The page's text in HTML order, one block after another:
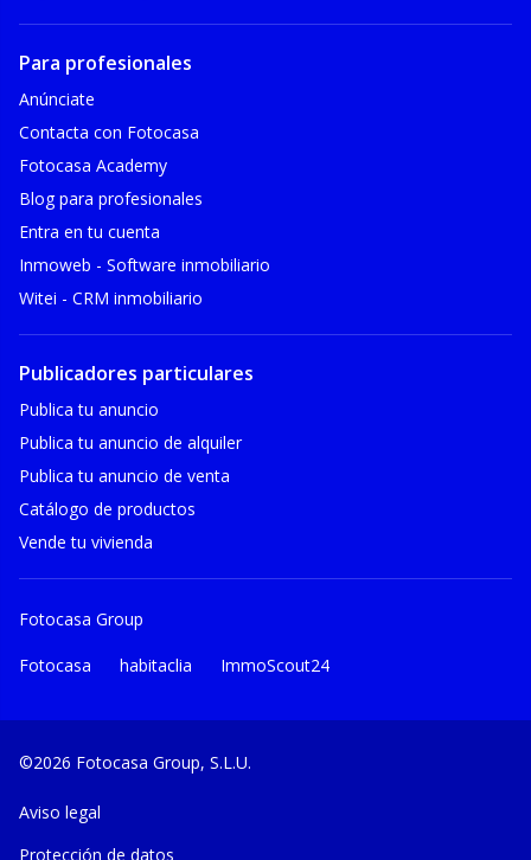
Para profesionales
Anúnciate
Contacta con Fotocasa
Fotocasa Academy
Blog para profesionales
Entra en tu cuenta
Inmoweb - Software inmobiliario
Witei - CRM inmobiliario
Publicadores particulares
Publica tu anuncio
Publica tu anuncio de alquiler
Publica tu anuncio de venta
Catálogo de productos
Vende tu vivienda
Fotocasa Group
Fotocasa habitaclia ImmoScout24
©2026 Fotocasa Group, S.L.U.
Aviso legal
Protección de datos